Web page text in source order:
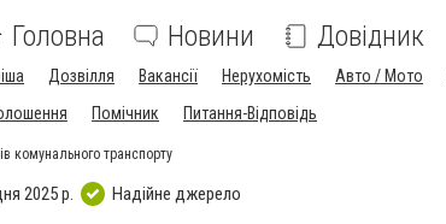
Головна Новини Довідник
Дозвілля Вакансії Нерухомість Авто / Мото
Помічник Питання-Відповідь
комунального транспорту
2025 р. Надійне джерело